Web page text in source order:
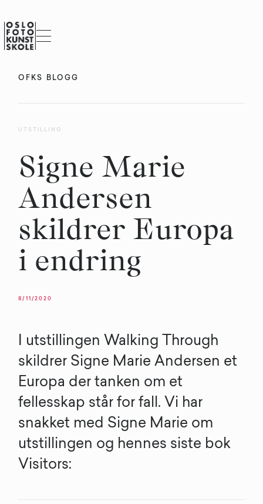
OFKS BLOGG
UTSTILLING
Signe Marie
Andersen
skildrer Europa
i endring
8/11/2020
I utstillingen Walking Through
skildrer Signe Marie Andersen et
Europa der tanken om et
fellesskap står for fall. Vi har
snakket med Signe Marie om
utstillingen og hennes siste bok
Visitors: